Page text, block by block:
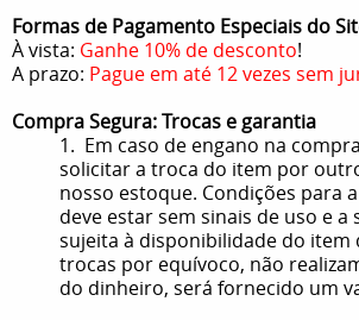
Formas de Pagamento Especiais do
À vista: Ganhe 10% de desconto!
A prazo: Pague em até 12 vezes sem
Compra Segura: Trocas e garantia
1. Em caso de engano na
solicitar a troca do item por
nosso estoque. Condições para
deve estar sem sinais de uso e
sujeita à disponibilidade do item
trocas por equívoco, não
do dinheiro, será fornecido um